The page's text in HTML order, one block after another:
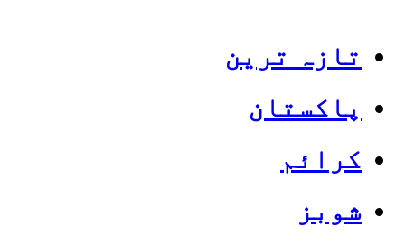
تازہ ترین
پاکستان
کرائم
شوبز